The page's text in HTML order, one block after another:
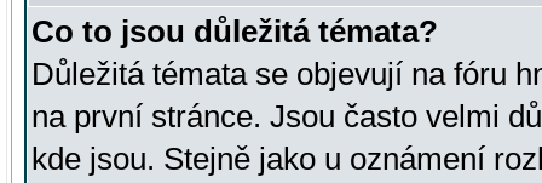
Co to jsou důležitá témata?
Důležitá témata se objevují na fóru
na první stránce. Jsou často velmi
kde jsou. Stejně jako u oznámení